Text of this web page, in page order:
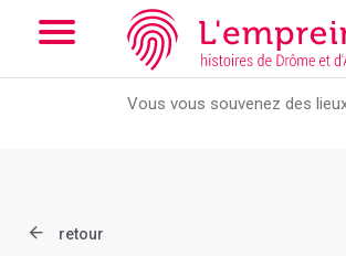
Array ( [slug] => document [ref] =>
Add the new slick-theme.css if you want the
retour